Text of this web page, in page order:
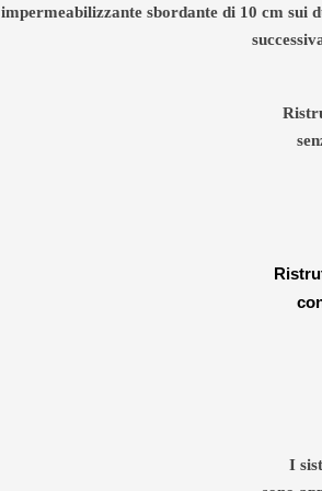
impermeabilizzante sbordante di 10 cm sui
I